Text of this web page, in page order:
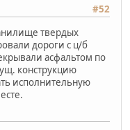
#52
твердых
дороги с ц/б
асфальтом по
конструкцию
исполнительную